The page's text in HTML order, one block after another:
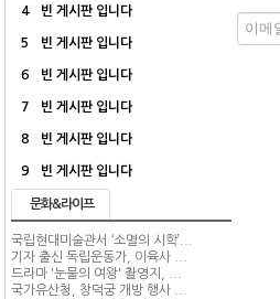
4 빈 게시판 입니다
5 빈 게시판 입니다
6 빈 게시판 입니다
7 빈 게시판 입니다
8 빈 게시판 입니다
9 빈 게시판 입니다
문화&라이프
국립현대미술관서 ‘소멸의 시학’...
기자 출신 독립운동가, 이육사 ...
드라마 '눈물의 여왕' 촬영지, ...
국가유산청, 창덕궁 개방 행사 ...